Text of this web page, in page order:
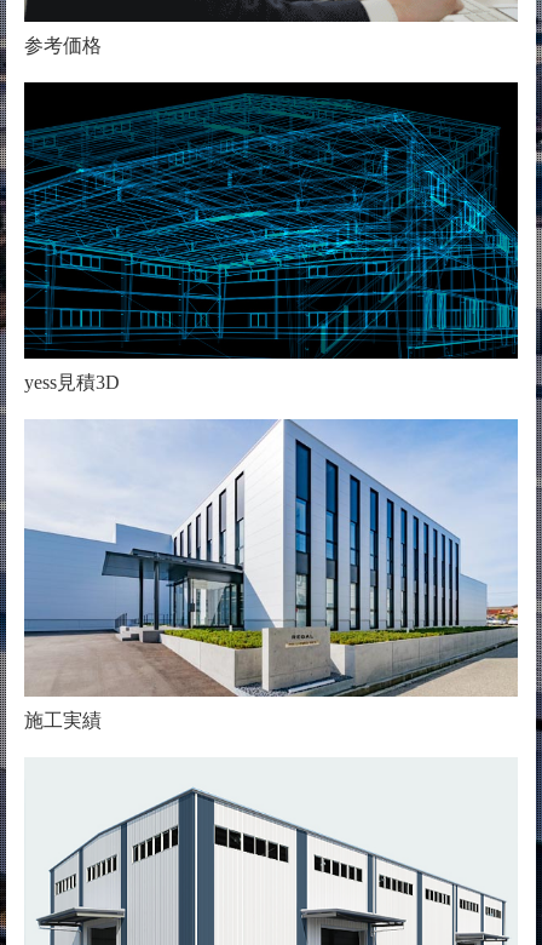
参考価格
yess見積3D
施工実績